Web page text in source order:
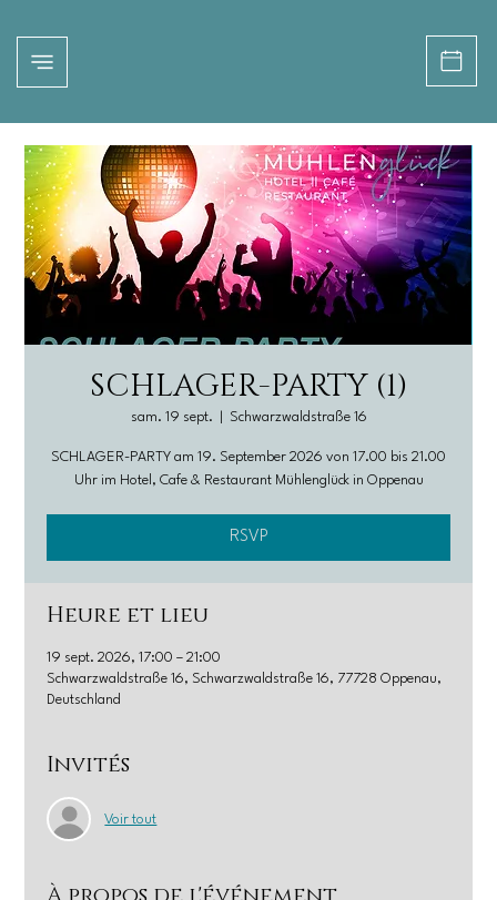
SCHLAGER-PARTY (1)
sam. 19 sept. Schwarzwaldstraße 16
SCHLAGER-PARTY am 19. September 2026 von 17.00 bis 21.00
Uhr im Hotel, Cafe & Restaurant Mühlenglück in Oppenau
RSVP
Heure et lieu
19 sept. 2026, 17:00 – 21:00
Schwarzwaldstraße 16, Schwarzwaldstraße 16, 77728 Oppenau,
Deutschland
Invités
Voir tout